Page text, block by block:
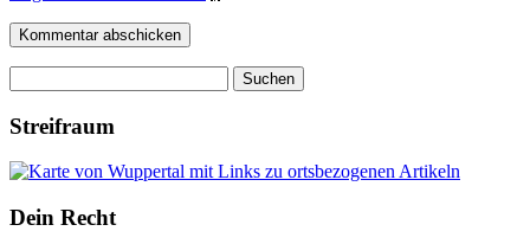
nach:
Streifraum
Dein Recht